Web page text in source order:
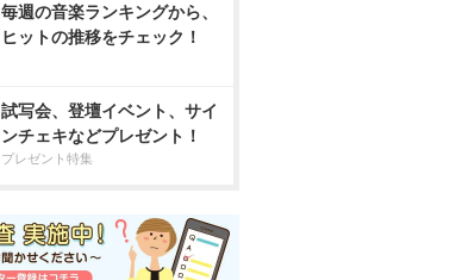
毎週の音楽ランキングから、
ヒットの推移をチェック！
試写会、登壇イベント、サイ
ンチェキなどプレゼント！
プレゼント特集